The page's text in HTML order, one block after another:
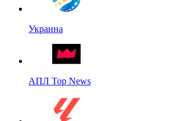
Украина
АПЛ Top News